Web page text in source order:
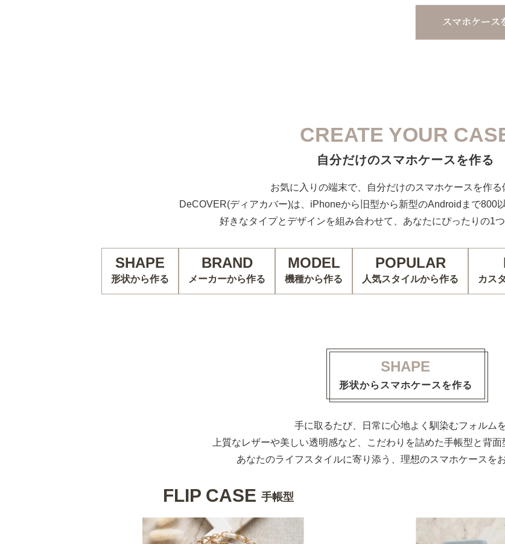
CREATE YOUR
自分だけのスマホケースを作る
お気に入りの端末で、自分だけのスマホケースを作る
DeCOVER(ディアカバー)は、iPhoneから旧型から新型のAndroidまで800
好きなタイプとデザインを組み合わせて、あなたにぴったりの1つ
SHAPE
形状から作る
BRAND
メーカーから作る
MODEL
機種から作る
POPULAR
人気スタイルから作る カス
SHAPE
形状からスマホケースを作る
手に取るたび、日常に心地よく馴染むフォルムを
上質なレザーや美しい透明感など、こだわりを詰めた手帳型と背面
あなたのライフスタイルに寄り添う、理想のスマホケースを
FLIP CASE 手帳型